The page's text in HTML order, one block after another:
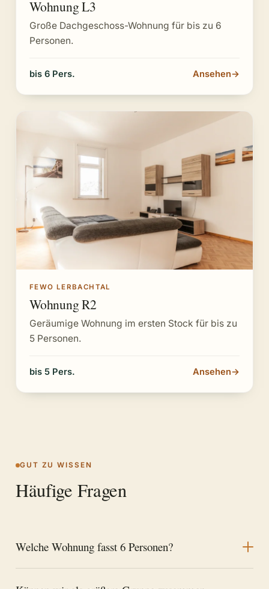
Wohnung L3
Große Dachgeschoss-Wohnung für bis zu 6
Personen.
bis 6 Pers. Ansehen→
FEWO LERBACHTAL
Wohnung R2
Geräumige Wohnung im ersten Stock für bis zu
5 Personen.
bis 5 Pers. Ansehen→
GUT ZU WISSEN
Häufige Fragen
Welche Wohnung fasst 6 Personen?